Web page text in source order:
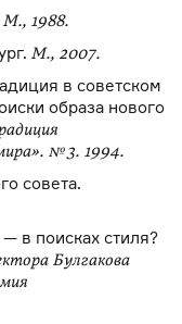
М., 1988.
М., 2007.
в советском
образа нового
№ 3. 1994.
совета.
в поисках стиля?
Булгакова